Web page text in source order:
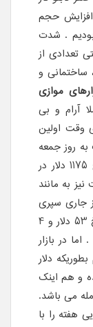
افزایش حجم
. شدت
تعدادی از
ساختمانی و
موازی
آرام و بی
وقت اولین
نسبت به روز جمعه
کار خود را آغاز نموده و هم اینک در سطح 1175 دلار در
به مانند
جاری سپری
می نماید . نفت برنت در حال حاضر در نرخ 53 دلار و 4
در بازار
دلار
و هم اینک
هفته را با